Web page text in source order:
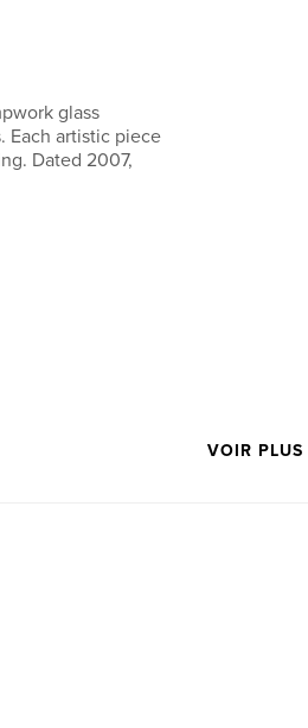
glass
Each artistic piece
Dated 2007,
VOIR PLUS